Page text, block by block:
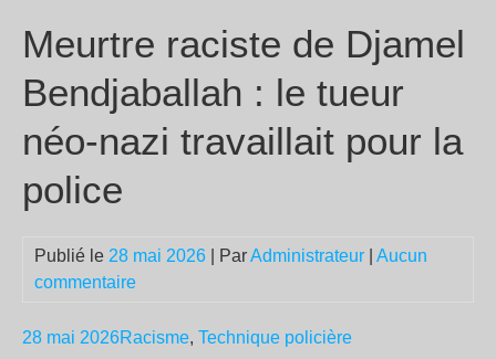
Meurtre raciste de Djamel
Bendjaballah : le tueur
néo-nazi travaillait pour la
police
Publié le 28 mai 2026 | ParAdministrateur
Aucun
commentaire
28 mai 2026Racisme, Technique policière